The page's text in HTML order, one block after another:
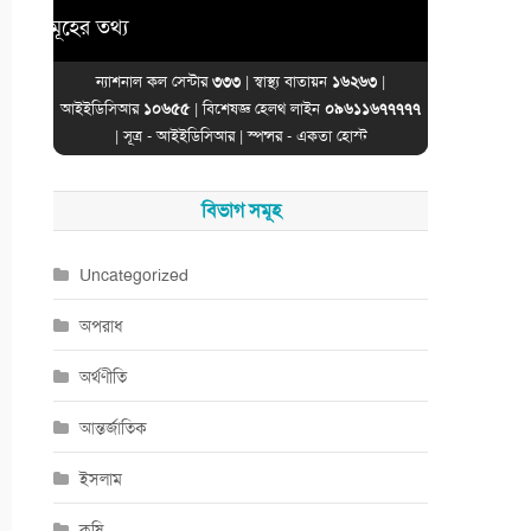
তথ্য
ন্যাশনাল কল সেন্টার৩৩৩ | স্বাস্থ্য বাতায়ন ১৬২৬৩ |
আইইডিসিআর ১০৬৫৫| বিশেষজ্ঞ হেলথ লাইন০৯৬১১৬৭৭৭৭৭
| সূত্র -আইইডিসিআর| স্পন্সর - একতা হোস্ট
বিভাগ সমূহ
Uncategorized
অপরাধ
অর্থণীতি
আন্তর্জাতিক
ইসলাম